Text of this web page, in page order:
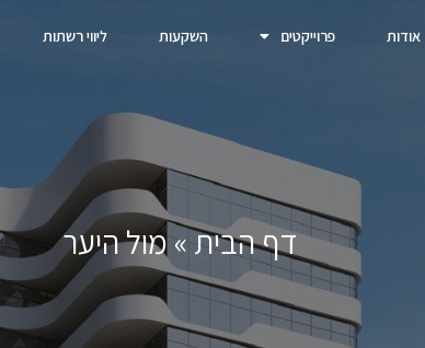
אודות פרוייקטים השקעות ליווי רשתות
דף הבית» מול היער